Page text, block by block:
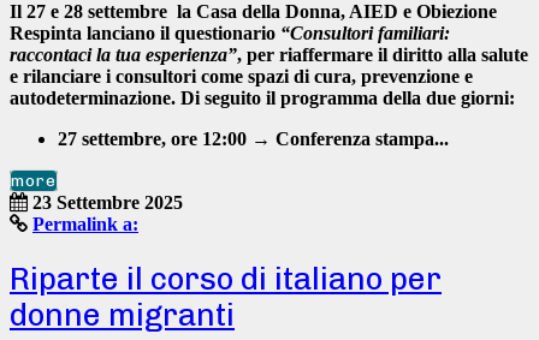
Il 27 e 28 settembre la Casa della Donna, AIED e Obiezione
Respinta lanciano il questionario “Consultori familiari:
raccontaci la tua esperienza”, per riaffermare il diritto alla salute
e rilanciare i consultori come spazi di cura, prevenzione e
autodeterminazione. Di seguito il programma della due giorni:
27 settembre, ore 12:00 → Conferenza stampa...
more
23 Settembre 2025
Permalink a:
Riparte il corso di italiano per
donne migranti